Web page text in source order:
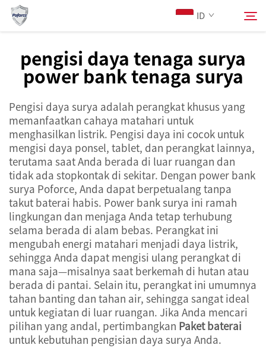
ID
Tentang Kami
Produk
Layanan
Berita
Hubungi Kami
Cari
pengisi daya tenaga surya
power bank tenaga surya
Pengisi daya surya adalah perangkat khusus yang
memanfaatkan cahaya matahari untuk
menghasilkan listrik. Pengisi daya ini cocok untuk
mengisi daya ponsel, tablet, dan perangkat lainnya,
terutama saat Anda berada di luar ruangan dan
tidak ada stopkontak di sekitar. Dengan power bank
surya Poforce, Anda dapat berpetualang tanpa
takut baterai habis. Power bank surya ini ramah
lingkungan dan menjaga Anda tetap terhubung
selama berada di alam bebas. Perangkat ini
mengubah energi matahari menjadi daya listrik,
sehingga Anda dapat mengisi ulang perangkat di
mana saja—misalnya saat berkemah di hutan atau
berada di pantai. Selain itu, perangkat ini umumnya
tahan banting dan tahan air, sehingga sangat ideal
untuk kegiatan di luar ruangan. Jika Anda mencari
pilihan yang andal, pertimbangkan Paket baterai
untuk kebutuhan pengisian daya surya Anda.